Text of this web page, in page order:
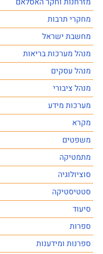
מחקרי תרבות
מחשבת ישראל
מנהל מערכות בריאות
מנהל עסקים
מנהל ציבורי
מערכות מידע
מקרא
משפטים
מתמטיקה
סוציולוגיה
סטטיסטיקה
סיעוד
ספרות
ספרנות ומידענות